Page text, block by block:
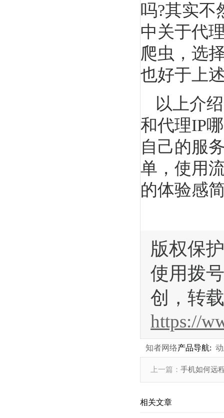
吗?其实不
中关于代
爬虫，选
也好于上
以上介
和代理IP
自己的服
单，使用
的体验感
版权保
使用拨
创，转
https://
知者网络产品导航:
上一篇： 手机如何远
相关文章